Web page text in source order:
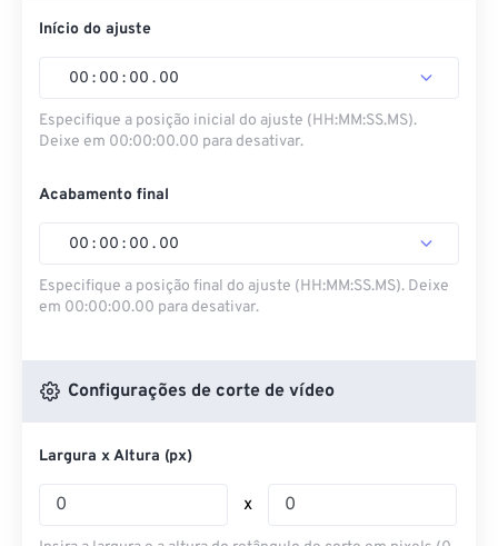
Início do ajuste
00 : 00 : 00 . 00
Especifique a posição inicial do ajuste (HH:MM:SS.MS).
Deixe em 00:00:00.00 para desativar.
Acabamento final
00 : 00 : 00 . 00
Especifique a posição final do ajuste (HH:MM:SS.MS). Deixe
em 00:00:00.00 para desativar.
Configurações de corte de vídeo
Largura x Altura (px)
x